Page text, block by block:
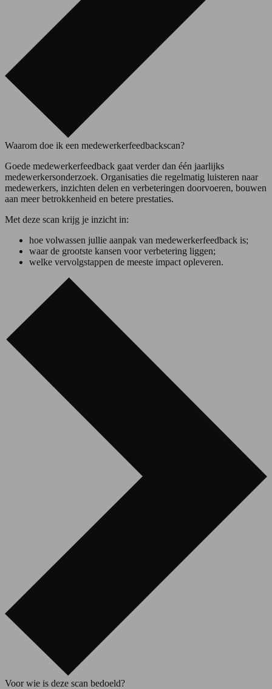
Waarom doe ik een medewerkerfeedbackscan?
Goede medewerkerfeedback gaat verder dan één jaarlijks
medewerkersonderzoek. Organisaties die regelmatig luisteren naar
medewerkers, inzichten delen en verbeteringen doorvoeren, bouwen
aan meer betrokkenheid en betere prestaties.
Met deze scan krijg je inzicht in:
hoe volwassen jullie aanpak van medewerkerfeedback is;
waar de grootste kansen voor verbetering liggen;
welke vervolgstappen de meeste impact opleveren.
Voor wie is deze scan bedoeld?